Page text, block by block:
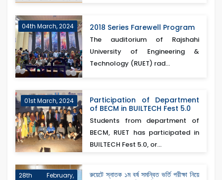
04th March, 2024 2018 Series Farewell Program
The auditorium of Rajshahi
University of Engineering &
Technology (RUET) rad...
01st March, 2024
Participation of Department
of BECM in BUILTECH Fest 5.0
Students from department of
BECM, RUET has participated in
BUILTECH Fest 5.0, or...
28th February,
রুয়েটে স্নাতক ১ম বর্ষ সমন্বিত ভর্তি পরীক্ষা নিয়ে